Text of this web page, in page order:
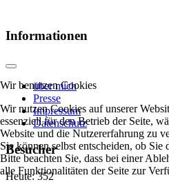
Informationen
über mich
Presse
Impressum
Datenschutz
Besucher
Heute: 352
Wir benutzen Cookies
Wir nutzen Cookies auf unserer
essenziell für den Betrieb der Seite,
Website und die Nutzererfahrung zu
Sie können selbst entscheiden, ob Sie
Bitte beachten Sie, dass bei einer
alle Funktionalitäten der Seite zur